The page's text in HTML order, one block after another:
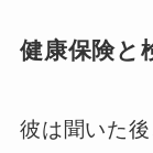
健康保険と
彼は聞いた